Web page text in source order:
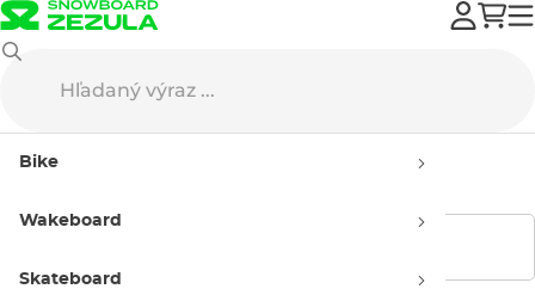
Bike
Wakeboard
Skateboard
Viazania – použitý tovar